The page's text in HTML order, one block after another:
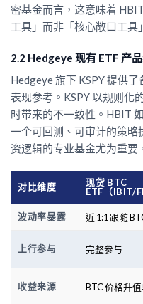
密基金而言，这意味着
工具」而非「核心敞口工具
2.2 Hedgeye 现有 ETF 产
Hedgeye 旗下 KSPY 提供
表现参考。KSPY 以规则化
时带来的不一致性。HBIT
一个可回测、可审计的策
资逻辑的专业基金尤为重要
对比维度
现货 BTC
ETF（IBIT/
波动率暴露 近 1:1 跟随
上行参与 完整参与
收益来源 BTC 价格升